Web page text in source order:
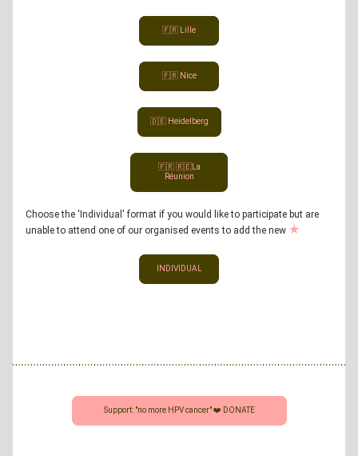
🇫🇷 Lille
🇫🇷 Nice
🇩🇪 Heidelberg
🇫🇷 🇷🇪La
Réunion
Choose the 'Individual' format if you would like to participate but are
unable to attend one of our organised events to add the new ★
INDIVIDUAL
Support: "no more HPV cancer" ❤️ DONATE